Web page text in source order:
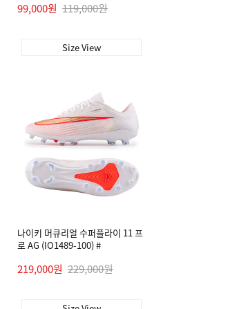
99,000원 119,000원
Size View
나이키 머큐리얼 수퍼플라이 11 프
로 AG (IO1489-100) #
219,000원 229,000원